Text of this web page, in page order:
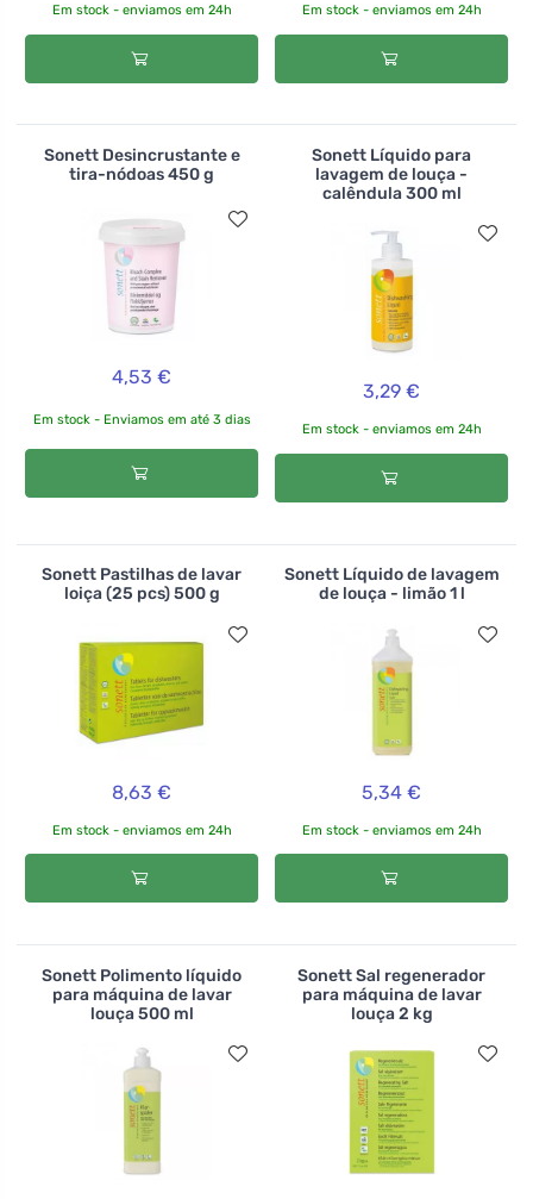
Em stock - enviamos em 24h Em stock - enviamos em 24h
Sonett Desincrustante e
tira-nódoas 450 g
4,53 €
Em stock - Enviamos em até 3 dias
Sonett Líquido para
lavagem de louça -
calêndula 300 ml
3,29 €
Em stock - enviamos em 24h
Sonett Pastilhas de lavar
loiça (25 pcs) 500 g
8,63 €
Em stock - enviamos em 24h
Sonett Líquido de lavagem
de louça - limão 1 l
5,34 €
Em stock - enviamos em 24h
Sonett Polimento líquido
para máquina de lavar
louça 500 ml
Sonett Sal regenerador
para máquina de lavar
louça 2 kg